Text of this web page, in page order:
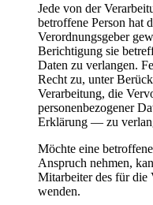
Jede von der
betroffene Person hat
Verordnungsgeber
Berichtigung sie
Daten zu verlangen.
Recht zu, unter
Verarbeitung, die
personenbezogener
Erklärung — zu
Möchte eine
Anspruch nehmen,
Mitarbeiter des für die
wenden.